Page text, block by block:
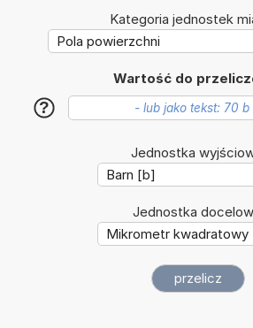
Kategoria jednostek
Wartość do
?
Jednostka
Jednostka